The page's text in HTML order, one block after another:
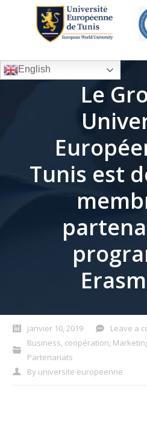
Le
Tunis est
janvier 10, 2019
Leave a
Business, coopération,
Partenariats
By universite europeenne
English